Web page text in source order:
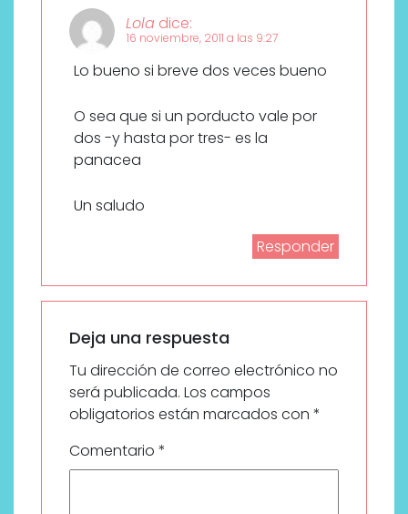
Lola dice:
16 noviembre, 2011 a las 9:27
Lo bueno si breve dos veces bueno
O sea que si un porducto vale por
dos -y hasta por tres- es la
panacea
Un saludo
Responder
Deja una respuesta
Tu dirección de correo electrónico no
será publicada. Los campos
obligatorios están marcados con *
Comentario *